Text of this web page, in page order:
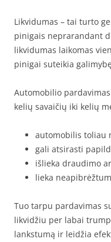
Likvidumas – tai turto
pinigais neprarandant
likvidumas laikomas
pinigai suteikia
Automobilio
kelių savaičių iki kelių
automobilis toliau
gali atsirasti
išlieka draudimo
lieka
Tuo tarpu pardavimas
likvidžiu per labai
lankstumą ir leidžia